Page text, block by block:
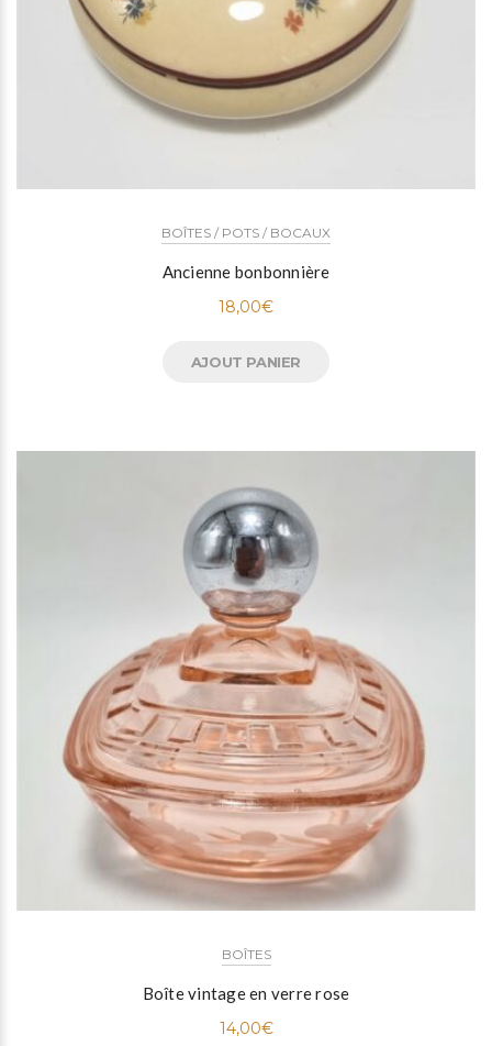
BOÎTES / POTS / BOCAUX
Ancienne bonbonnière
18,00€
AJOUT PANIER
BOÎTES
Boîte vintage en verre rose
14,00€